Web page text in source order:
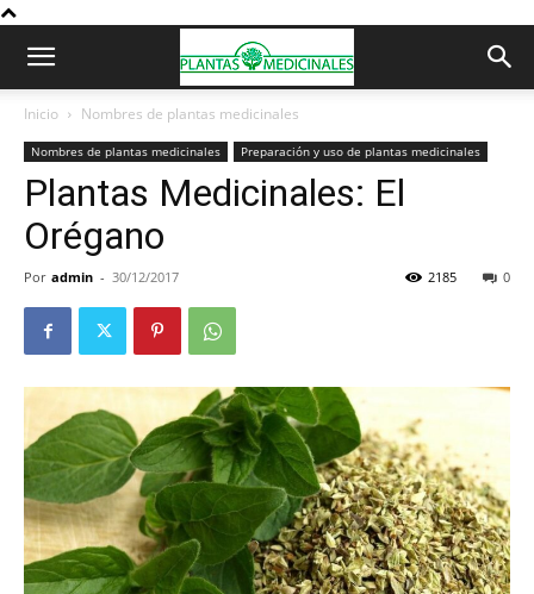
Inicio Nombres de plantas medicinales
Nombres de plantas medicinales Preparación y uso de plantas medicinales
Plantas Medicinales: El
Orégano
Por admin - 30/12/2017 0
2185